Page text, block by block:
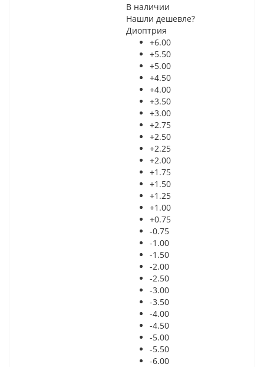
В наличии
Нашли дешевле?
Диоптрия
+6.00
+5.50
+5.00
+4.50
+4.00
+3.50
+3.00
+2.75
+2.50
+2.25
+2.00
+1.75
+1.50
+1.25
+1.00
+0.75
-0.75
-1.00
-1.50
-2.00
-2.50
-3.00
-3.50
-4.00
-4.50
-5.00
-5.50
-6.00